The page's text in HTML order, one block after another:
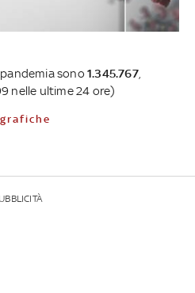
pandemia sono1.345.767,
nelle ultime 24 ore)